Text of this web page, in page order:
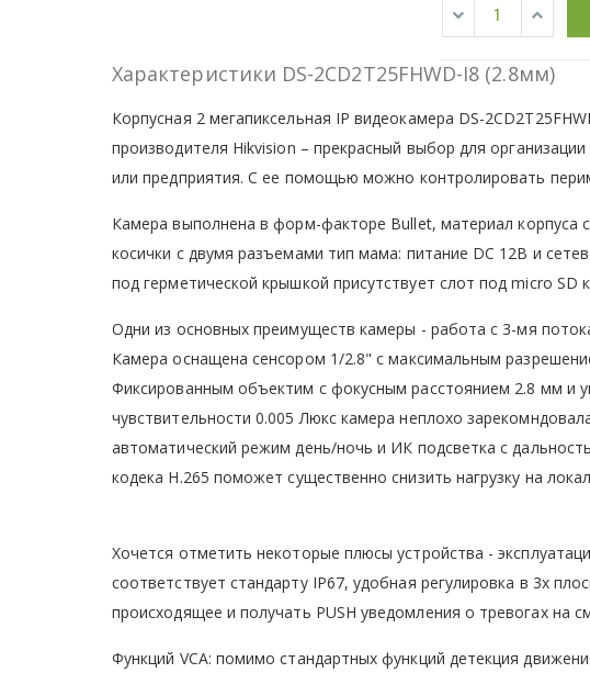
Характеристики DS-2CD2T25FHWD-I8 (2.8мм)
Корпусная 2 мегапиксельная IP видеокамера DS-
производителя Hikvision – прекрасный выбор для
или предприятия. С ее помощью можно контролировать
Камера выполнена в форм-факторе Bullet, материал корпуса
косички с двумя разъемами тип мама: питание DC 12В и
под герметической крышкой присутствует слот под micro SD
Одни из основных преимуществ камеры - работа с 3-мя
Камера оснащена сенсором 1/2.8" с максимальным
Фиксированным объектим с фокусным расстоянием 2.8 мм и
чувствительности 0.005 Люкс камера неплохо
автоматический режим день/ночь и ИК подсветка с
кодека Н.265 поможет существенно снизить нагрузку на
Хочется отметить некоторые плюсы устройства -
соответствует стандарту IP67, удобная регулировка в 3х
происходящее и получать PUSH уведомления о тревогах
Функций VCA: помимо стандартных функций детекция